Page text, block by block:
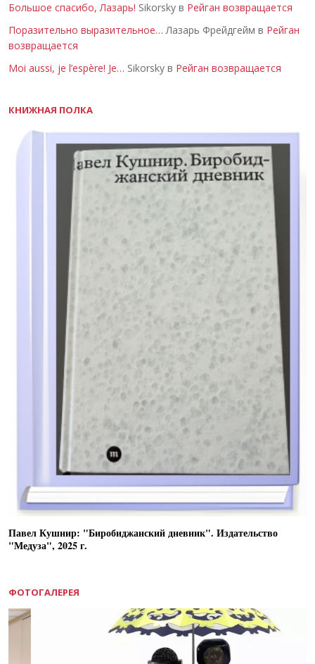
Большое спасибо, Лазарь! Sikorsky в Рейган возвращается
Поразительно выразительное… Лазарь Фрейдгейм в Рейган
возвращается
Moi aussi, je l’espère! Je… Sikorsky в Рейган возвращается
КНИЖНАЯ ПОЛКА
Павел Кушнир: "Биробиджанский дневник". Издательство
"Медуза", 2025 г.
ФОТОГАЛЕРЕЯ